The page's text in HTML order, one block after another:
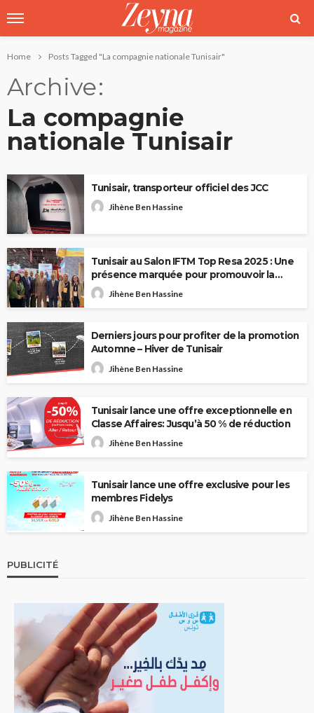
Home Posts Tagged "La compagnie nationale Tunisair"
Archive
La compagnie
nationale Tunisair
Tunisair, transporteur officiel des JCC
Jihène Ben Hassine
Tunisair au Salon IFTM Top Resa 2025 : Une
présence marquée pour promouvoir la
Tunisie
Jihène Ben Hassine
Derniers jours pour profiter de la promotion
Automne – Hiver de Tunisair
Jihène Ben Hassine
Tunisair lance une offre exceptionnelle en
Classe Affaires: Jusqu’à 50 % de réduction
Jihène Ben Hassine
Tunisair lance une offre exclusive pour les
membres Fidelys
Jihène Ben Hassine
PUBLICITÉ